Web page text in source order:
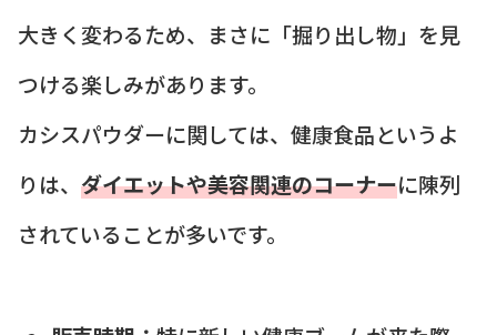
大きく変わるため、まさに「掘り出し物」を見
つける楽しみがあります。
カシスパウダーに関しては、健康食品というよ
りは、 ダイエットや美容関連のコーナーに陳列
されていることが多いです。